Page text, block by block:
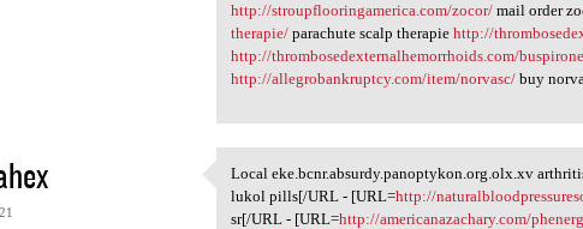
http://stroupflooringamerica.com/zocor/ mail order
therapie/ parachute scalp therapiehttp://
http://thrombosedexternalhemorrhoids.com/
http://allegrobankruptcy.com/item/norvasc/ buy
Local eke.bcnr.absurdy
Local eke.bcnr.absurdy.panoptykon.org.olx.xv
lukol pills[/URL - [URL=http://
sr[/URL - [URL=http://americanazachary.com/